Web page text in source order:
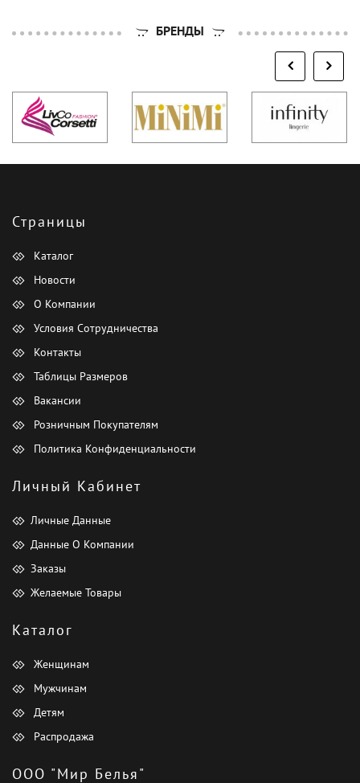
БРЕНДЫ
Страницы
Каталог
Новости
О Компании
Условия Сотрудничества
Контакты
Таблицы Размеров
Вакансии
Розничным Покупателям
Политика Конфиденциальности
Личный Кабинет
Личные Данные
Данные О Компании
Заказы
Желаемые Товары
Каталог
Женщинам
Мужчинам
Детям
Распродажа
ООО "Мир Белья"